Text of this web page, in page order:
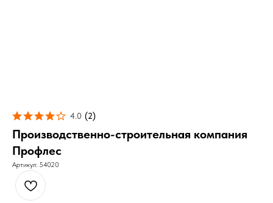
4.0 (2)
Производственно-строительная компания
Профлес
Артикул: 54020